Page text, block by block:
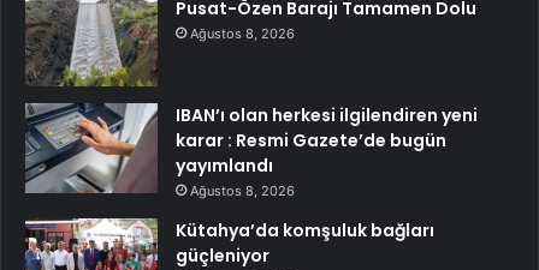
Pusat-Özen Barajı Tamamen Dolu
Ağustos 8, 2026
IBAN’ı olan herkesi ilgilendiren yeni
karar : Resmi Gazete’de bugün
yayımlandı
Ağustos 8, 2026
Kütahya’da komşuluk bağları
güçleniyor